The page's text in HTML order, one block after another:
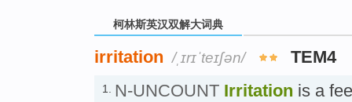
柯林斯英汉双解大词典
irritation /ˌɪrɪˈteɪʃən/ TEM4
1. N-UNCOUNT Irritation is a